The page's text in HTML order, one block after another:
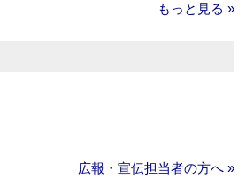
もっと見る »
広報・宣伝担当者の方へ »